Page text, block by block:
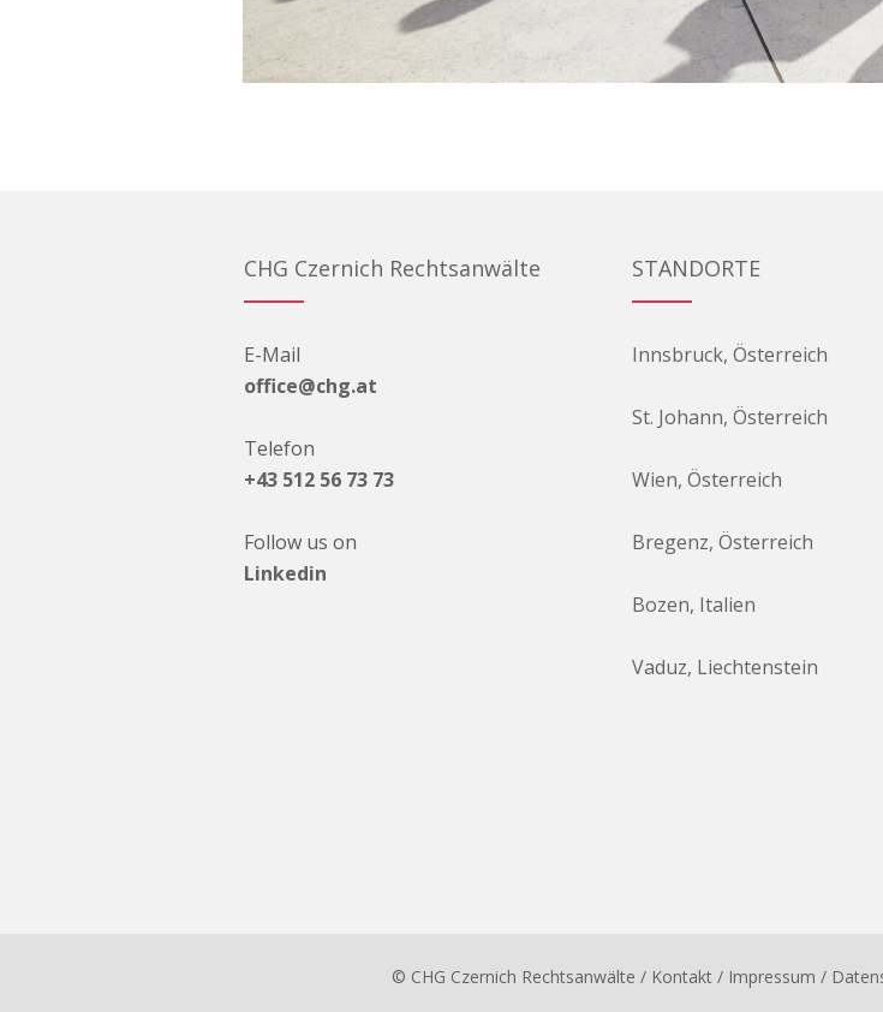
CHG Czernich Rechtsanwälte
E-Mail
office@chg.at
Telefon
+43 512 56 73 73
Follow us on
Linkedin
STANDORTE
Innsbruck, Österreich
St. Johann, Österreich
Wien, Österreich
Bregenz, Österreich
Bozen, Italien
Vaduz, Liechtenstein
© CHG Czernich Rechtsanwälte / Kontakt / Impressum /